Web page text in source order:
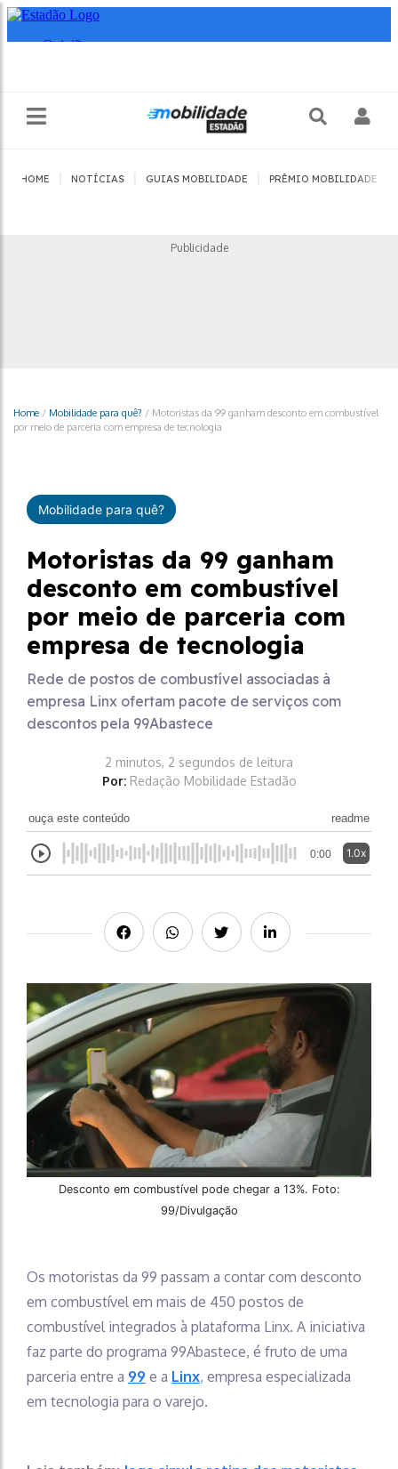
HOME NOTÍCIAS GUIAS MOBILIDADE PRÊMIO MOBILIDADE
Publicidade
Home / Mobilidade para quê? / Motoristas da 99 ganham desconto em combustível
por meio de parceria com empresa de tecnologia
Mobilidade para quê?
Motoristas da 99 ganham
desconto em combustível
por meio de parceria com
empresa de tecnologia
Rede de postos de combustível associadas à
empresa Linx ofertam pacote de serviços com
descontos pela 99Abastece
2 minutos, 2 segundos de leitura
Por: Redação Mobilidade Estadão
ouça este conteúdo readme
0:00 1.0x
Desconto em combustível pode chegar a 13%. Foto:
99/Divulgação
Os motoristas da 99 passam a contar com desconto
em combustível em mais de 450 postos de
combustível integrados à plataforma Linx. A iniciativa
faz parte do programa 99Abastece, é fruto de uma
parceria entre a 99 e a Linx, empresa especializada
em tecnologia para o varejo.